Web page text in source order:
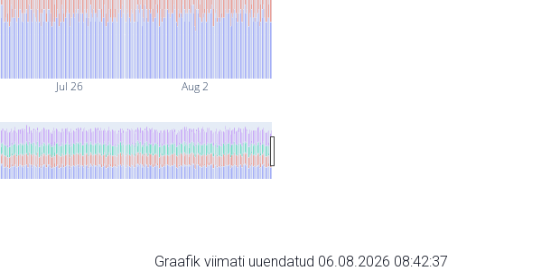
Jul 26 Aug 2
Graafik viimati uuendatud 06.08.2026 08:42:37